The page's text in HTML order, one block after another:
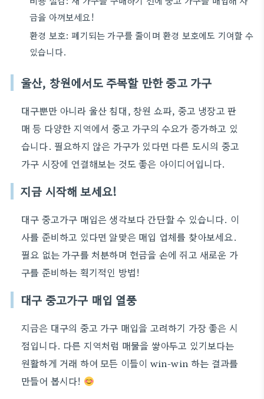
금을 아껴보세요!
환경 보호: 폐기되는 가구를 줄이며 환경 보호에도 기여할 수
있습니다.
울산, 창원에서도 주목할 만한 중고 가구
대구뿐만 아니라 울산 침대, 창원 쇼파, 중고 냉장고 판
매 등 다양한 지역에서 중고 가구의 수요가 증가하고 있
습니다. 필요하지 않은 가구가 있다면 다른 도시의 중고
가구 시장에 연결해보는 것도 좋은 아이디어입니다.
지금 시작해 보세요!
대구 중고가구 매입은 생각보다 간단할 수 있습니다. 이
사를 준비하고 있다면 알맞은 매입 업체를 찾아보세요.
필요 없는 가구를 처분하며 현금을 손에 쥐고 새로운 가
구를 준비하는 획기적인 방법!
대구 중고가구 매입 열풍
지금은 대구의 중고 가구 매입을 고려하기 가장 좋은 시
점입니다. 다른 지역처럼 매물을 쌓아두고 있기보다는
원활하게 거래 하여 모든 이들이 win-win 하는 결과를
만들어 봅시다!